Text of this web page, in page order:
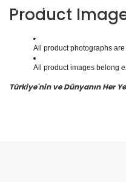
ılar, Botlar ve daha
Yüzlerce modeli, hızlı
doğru adresi Yavuzlar
Product
All product photographs
All product images belong
Türkiye'nin ve Dünyanın Her